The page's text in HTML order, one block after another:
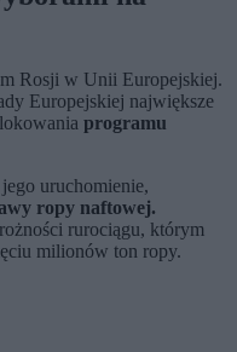
Rosji w Unii Europejskiej.
Europejskiej największe
programu
uruchomienie,
ropy naftowej.
rurociągu, którym
milionów ton ropy.